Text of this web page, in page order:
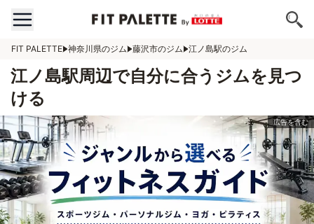
FIT PALETTE 神奈川県のジム 藤沢市のジム 江ノ島駅のジム
江ノ島駅周辺で自分に合うジムを見つ
ける